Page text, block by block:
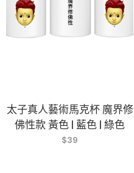
太子真人藝術馬克杯 魔界修
佛性款 黃色 | 藍色 | 綠色
$39